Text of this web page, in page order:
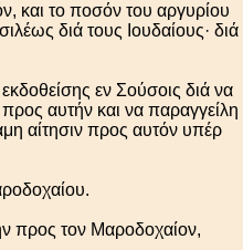
και το ποσόν του αργυρίου
διά τους Ιουδαίους· διά
εν Σούσοις διά να
αυτήν και να παραγγείλη
αίτησιν προς αυτόν υπέρ
προς τον Μαροδοχαίον,